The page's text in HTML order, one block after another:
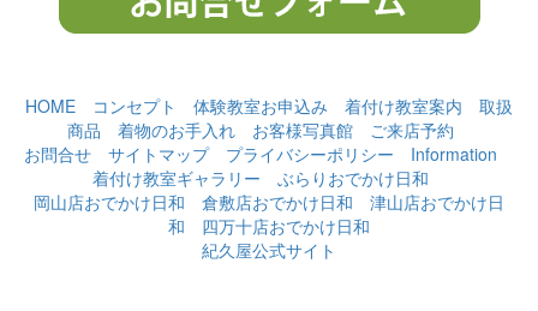
HOME コンセプト 体験教室お申込み 着付け教室案内
取扱
商品
着物のお手入れ お客様写真館
ご来店予約
お問合せ
サイトマップ プライバシーポリシー
Information
着付け教室ギャラリー
ぶらりおでかけ日和
岡山店おでかけ日和
倉敷店おでかけ日和
津山店おでかけ日
和
四万十店おでかけ日和
紀久屋公式サイト